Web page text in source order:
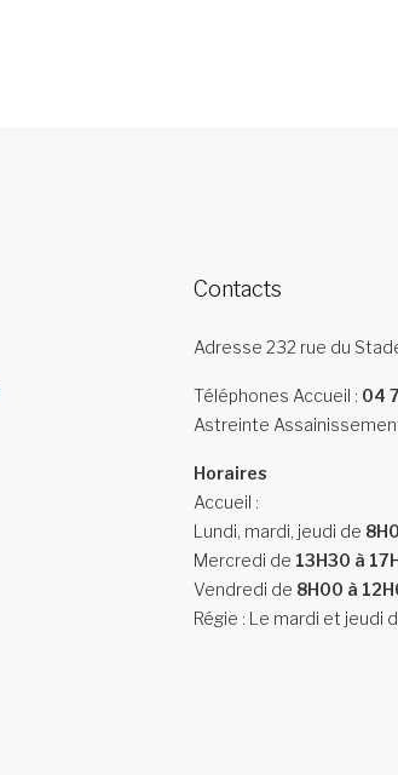
Contacts
Adresse 232 rue du
Téléphones Accueil : 04
Astreinte
Horaires
Accueil :
Lundi, mardi, jeudi de
Mercredi de 13H30 à
Vendredi de 8H00 à
Régie : Le mardi et jeudi